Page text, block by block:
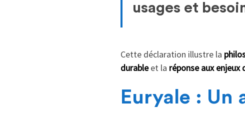
usages et
Cette déclaration illustre la
durableet la réponse aux
Euryale : Un